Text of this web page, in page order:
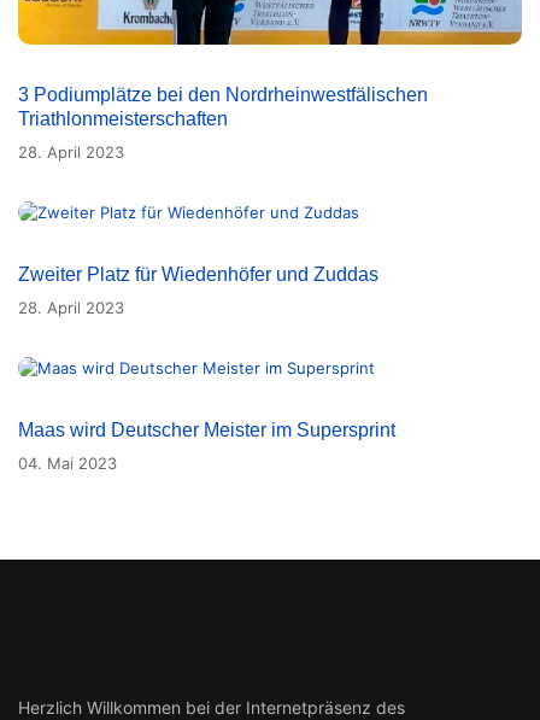
3 Podiumplätze bei den Nordrheinwestfälischen
Triathlonmeisterschaften
28. April 2023
Zweiter Platz für Wiedenhöfer und Zuddas
28. April 2023
Maas wird Deutscher Meister im Supersprint
04. Mai 2023
Herzlich Willkommen bei der Internetpräsenz des